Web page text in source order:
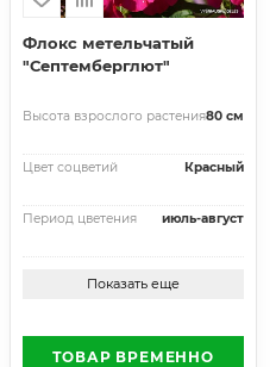
Флокс метельчатый
"Септемберглют"
Высота взрослого растения80 см
Цвет соцветий Красный
Период цветения июль-август
Показать еще
ТОВАР ВРЕМЕННО